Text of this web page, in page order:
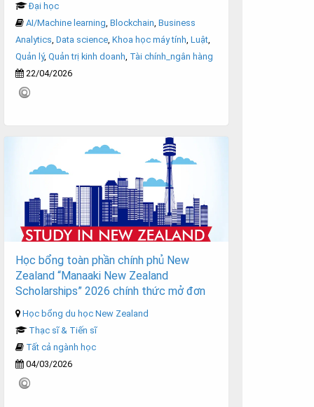
Đại học
AI/Machine learning, Blockchain, Business
Analytics, Data science, Khoa học máy tính, Luật,
Quản lý, Quản trị kinh doanh, Tài chính_ngân hàng
22/04/2026
Học bổng toàn phần chính phủ New
Zealand “Manaaki New Zealand
Scholarships” 2026 chính thức mở đơn
Học bổng du học New Zealand
Thạc sĩ & Tiến sĩ
Tất cả ngành học
04/03/2026